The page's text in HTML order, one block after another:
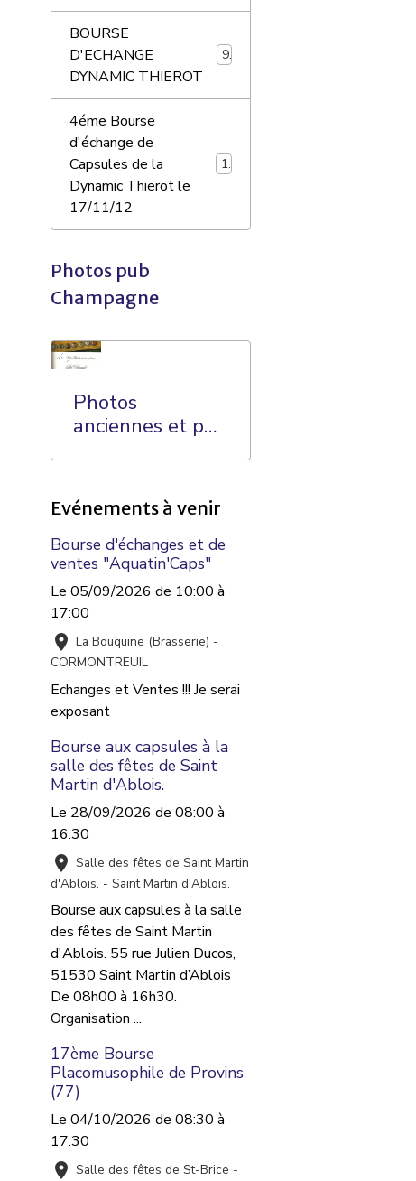
BOURSE
D'ECHANGE
DYNAMIC THIEROT
9
4éme Bourse
d'échange de
Capsules de la
Dynamic Thierot le
17/11/12
10
Photos pub
Champagne
Photos
anciennes et pub
Evénements à venir
Bourse d'échanges et de
ventes "Aquatin'Caps"
Le 05/09/2026 de 10:00 à
17:00
La Bouquine (Brasserie) -
CORMONTREUIL
Echanges et Ventes !!! Je serai
exposant
Bourse aux capsules à la
salle des fêtes de Saint
Martin d'Ablois.
Le 28/09/2026 de 08:00 à
16:30
Salle des fêtes de Saint Martin
d'Ablois. - Saint Martin d'Ablois.
Bourse aux capsules à la salle
des fêtes de Saint Martin
d'Ablois. 55 rue Julien Ducos,
51530 Saint Martin d’Ablois
De 08h00 à 16h30.
Organisation ...
17ème Bourse
Placomusophile de Provins
(77)
Le 04/10/2026 de 08:30 à
17:30
Salle des fêtes de St-Brice -